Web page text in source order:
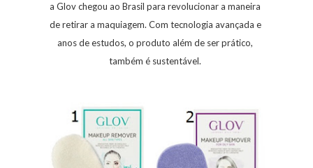
a Glov chegou ao Brasil para revolucionar a maneira
de retirar a maquiagem. Com tecnologia avançada e
anos de estudos, o produto além de ser prático,
também é sustentável.